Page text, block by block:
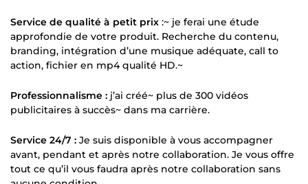
Service de qualité à petit prix :~ je ferai une étude
approfondie de votre produit. Recherche du contenu,
branding, intégration d’une musique adéquate, call to
action, fichier en mp4 qualité HD.~
Professionnalisme : j’ai créé~ plus de 300 vidéos
publicitaires à succès~ dans ma carrière.
Service 24/7 : Je suis disponible à vous accompagner
avant, pendant et après notre collaboration. Je vous offre
tout ce qu’il vous faudra après notre collaboration sans